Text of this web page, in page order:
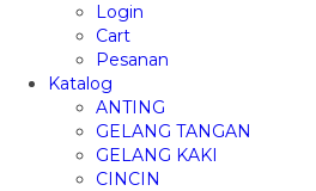
Login
Cart
Pesanan
Katalog
ANTING
GELANG TANGAN
GELANG KAKI
CINCIN